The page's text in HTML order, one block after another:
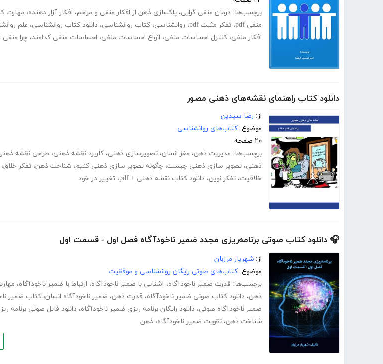
برچسب‌ها: درمان منفی گرایی، پاکسازی ذهن از افکار منفی و مزاحم، افکار آزار دهنده، مهارت
منفی pdf
، تفکر مثبت pdf ، روانشناسی، کتاب روانشناسی، دانلود کتاب روانشناسی، علم
افکار منفی، کنترل احساسات منفی، انواع احساسات منفی، احساسات منفی کدامند، چرا
دانلود کتاب راهنمای نقشه‌های ذهنی مصور
از: رضا سیدین
موضوع: کتاب‌های روانشناسی
۲۰ صفحه
برچسب‌ها: مدیریت ذهن، مغز انسان، تصویرسازی ذهنی، کاربرد نقشه ذهنی، طراحی نقشه
ذهنی، تصویر سازی ذهنی چیست، چگونه تصویر سازی ذهنی کنیم، شناخت ذهن، تفکر خلاق،
خلاقیت، تفکر نوین، دانلود کتاب نقشه ذهنی + pdf ، تغییر در خود
🎧 دانلود کتاب صوتی برنامه‌ریزی مجدد ضمیر ناخودآگاه فصل اول - قسمت اول
از: شهریار مرزبان
موضوع: کتاب‌های صوتی رایگان روانشناسی و موفقیت
برچسب‌ها: قدرت ضمیر ناخودآگاه، آشنایی با ضمیر ناخودآگاه، ارتباط با ضمیر ناخودآگاه،
ذهن، دانلود کتاب صوتی ضمیر ناخودآگاه، قدرت ذهن، ضمیر ناخودآگاه انسان، کتاب ضمیر
ضمیر ناخودآگاه صوتی، دانلود رایگان برنامه ریزی ضمیر ناخودآگاه، دانلود فایل صوتی برنامه
شناخت ذهن، تقویت ضمیر ناخودآگاه، ذهن